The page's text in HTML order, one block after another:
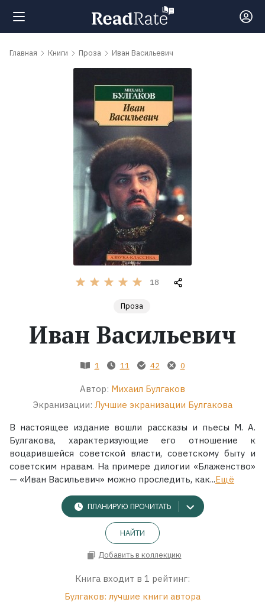
Поиск
обсуждаемые
Главная Книги Проза Иван Васильевич
18
Проза
Иван Васильевич
1 11 42 0
Автор: Михаил Булгаков
Экранизации: Лучшие экранизации Булгакова
В настоящее издание вошли рассказы и пьесы М. А.
Булгакова, характеризующие его отношение к
воцарившейся советской власти, советскому быту и
советским нравам. На примере дилогии «Блаженство»
— «Иван Васильевич» можно проследить, как...Ещё
ПЛАНИРУЮ ПРОЧИТАТЬ
НАЙТИ
Добавить в коллекцию
Книга входит в 1 рейтинг:
Булгаков: лучшие книги автора